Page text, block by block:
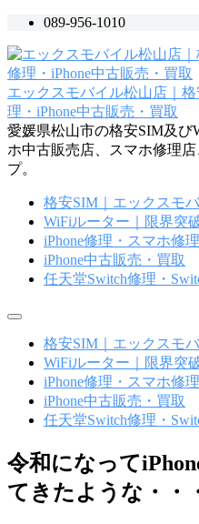
テ
ン
ツ
へ
ス
キ
ッ
089-956-1010
エックスモバイル松山店｜
理・iPhone中古販売・買取
愛媛県松山市の格安SIM及び
ホ中古販売店、スマホ修理
プ。
格安SIM｜エックスモ
WiFiルーター｜限界突
iPhone修理・スマホ修理
iPhone中古販売・買取
任天堂Switch修理・
メ
格安SIM｜エックスモ
WiFiルーター｜限界突
iPhone修理・スマホ修理
iPhone中古販売・買取
任天堂Switch修理・
令和になって
てきたような・・